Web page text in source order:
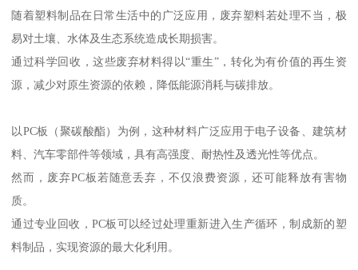
随着塑料制品在日常生活中的广泛应用，废弃塑料若处理不当，极
易对土壤、水体及生态系统造成长期损害。
通过科学回收，这些废弃材料得以“重生”，转化为有价值的再生资
源，减少对原生资源的依赖，降低能源消耗与碳排放。
以PC板（聚碳酸酯）为例，这种材料广泛应用于电子设备、建筑材
料、汽车零部件等领域，具有高强度、耐热性及透光性等优点。
然而，废弃PC板若随意丢弃，不仅浪费资源，还可能释放有害物
质。
通过专业回收，PC板可以经过处理重新进入生产循环，制成新的塑
料制品，实现资源的最大化利用。